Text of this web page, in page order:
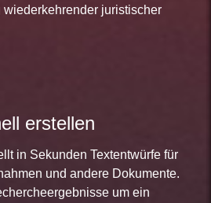
juristischer
erstellen
in Sekunden Textentwürfe für
und andere Dokumente.
um ein